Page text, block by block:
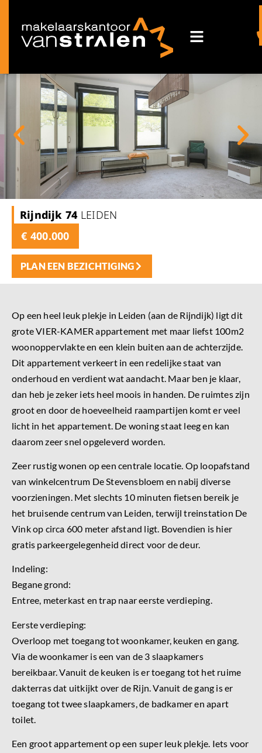
Rijndijk 74 LEIDEN
€ 400.000
PLAN EEN BEZICHTIGING
Op een heel leuk plekje in Leiden (aan de Rijndijk) ligt dit
grote VIER-KAMER appartement met maar liefst 100m2
woonoppervlakte en een klein buiten aan de achterzijde.
Dit appartement verkeert in een redelijke staat van
onderhoud en verdient wat aandacht. Maar ben je klaar,
dan heb je zeker iets heel moois in handen. De ruimtes zijn
groot en door de hoeveelheid raampartijen komt er veel
licht in het appartement. De woning staat leeg en kan
daarom zeer snel opgeleverd worden.
Zeer rustig wonen op een centrale locatie. Op loopafstand
van winkelcentrum De Stevensbloem en nabij diverse
voorzieningen. Met slechts 10 minuten fietsen bereik je
het bruisende centrum van Leiden, terwijl treinstation De
Vink op circa 600 meter afstand ligt. Bovendien is hier
gratis parkeergelegenheid direct voor de deur.
Indeling:
Begane grond:
Entree, meterkast en trap naar eerste verdieping.
Eerste verdieping:
Overloop met toegang tot woonkamer, keuken en gang.
Via de woonkamer is een van de 3 slaapkamers
bereikbaar. Vanuit de keuken is er toegang tot het ruime
dakterras dat uitkijkt over de Rijn. Vanuit de gang is er
toegang tot twee slaapkamers, de badkamer en apart
toilet.
Een groot appartement op een super leuk plekje. Iets voor